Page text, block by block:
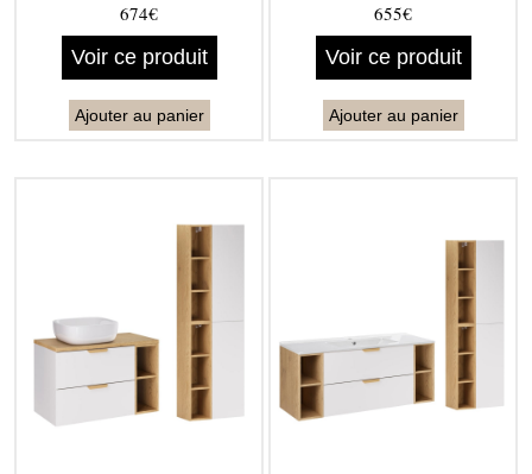
674€
Voir ce produit
Ajouter au panier
655€
Voir ce produit
Ajouter au panier